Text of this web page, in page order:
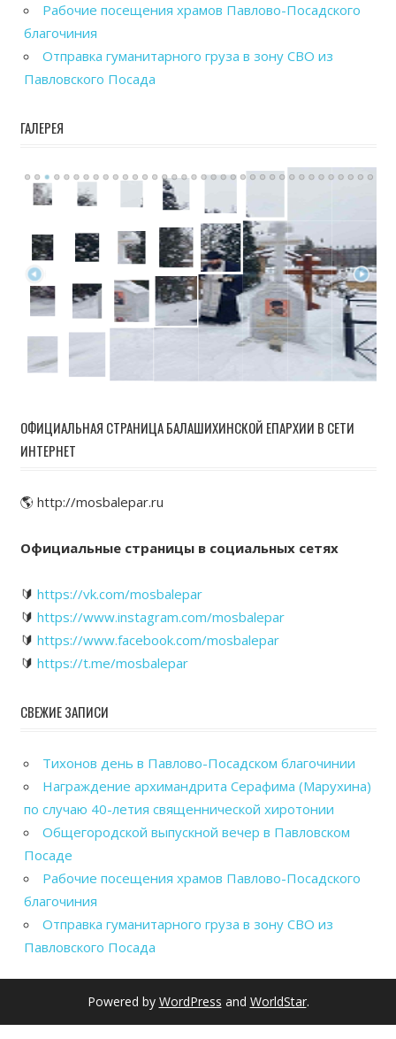
Рабочие посещения храмов Павлово-Посадского
благочиния
Отправка гуманитарного груза в зону СВО из
Павловского Посада
ГАЛЕРЕЯ
ОФИЦИАЛЬНАЯ СТРАНИЦА БАЛАШИХИНСКОЙ ЕПАРХИИ В СЕТИ
ИНТЕРНЕТ
🌎 http://mosbalepar.ru
Официальные страницы в социальных сетях
🔰 https://vk.com/mosbalepar
🔰 https://www.instagram.com/mosbalepar
🔰 https://www.facebook.com/mosbalepar
🔰 https://t.me/mosbalepar
СВЕЖИЕ ЗАПИСИ
Тихонов день в Павлово-Посадском благочинии
Награждение архимандрита Серафима (Марухина)
по случаю 40-летия священнической хиротонии
Общегородской выпускной вечер в Павловском
Посаде
Рабочие посещения храмов Павлово-Посадского
благочиния
Отправка гуманитарного груза в зону СВО из
Павловского Посада
Powered by WordPress and WorldStar.